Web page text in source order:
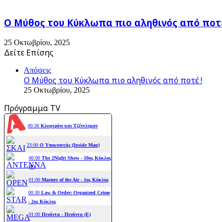
Ο Μύθος του Κύκλωπα πιο αληθινός από
25 Οκτωβρίου, 2025
Δείτε Επίσης
Απόψεις
Ο Μύθος του Κύκλωπα πιο αληθινός από ποτέ !
25 Οκτωβρίου, 2025
Πρόγραμμα TV